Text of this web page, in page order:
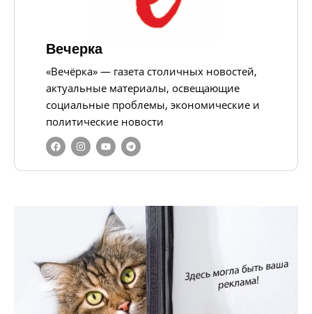
Вечерка
«Вечёрка» — газета столичных новостей,
актуальные материалы, освещающие
социальные проблемы, экономические и
политические новости